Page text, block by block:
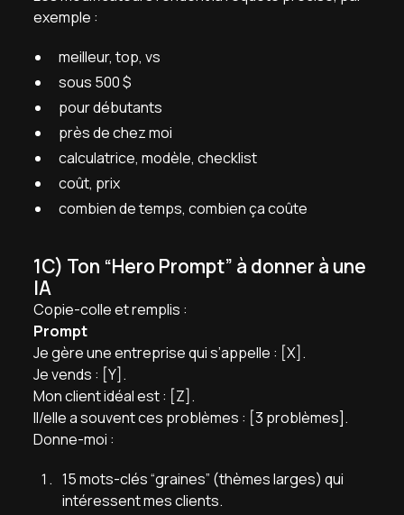
exemple :
meilleur, top, vs
sous 500 $
pour débutants
près de chez moi
calculatrice, modèle, checklist
coût, prix
combien de temps, combien ça coûte
1C) Ton “Hero Prompt” à donner à une
IA
Copie-colle et remplis :
Prompt
Je gère une entreprise qui s’appelle : [X].
Je vends : [Y].
Mon client idéal est : [Z].
Il/elle a souvent ces problèmes : [3 problèmes].
Donne-moi :
15 mots-clés “graines” (thèmes larges) qui
intéressent mes clients.